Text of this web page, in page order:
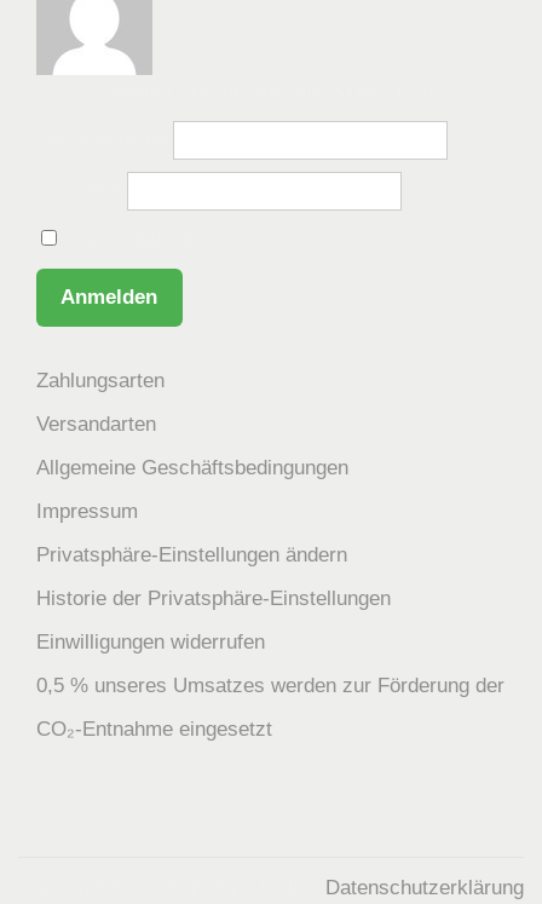
Zahlungsarten
Versandarten
Allgemeine Geschäftsbedingungen
Impressum
Privatsphäre-Einstellungen ändern
Historie der Privatsphäre-Einstellungen
Einwilligungen widerrufen
0,5 % unseres Umsatzes werden zur Förderung der
CO₂-Entnahme eingesetzt
Datenschutzerklärung